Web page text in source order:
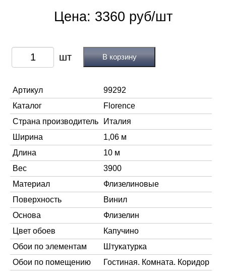
Цена: 3360 руб/шт
В корзину
Артикул
99292
Каталог
Florence
Страна производитель
Италия
Ширина
1,06 м
Длина
10 м
Вес
3900
Материал
Флизелиновые
Поверхность
Винил
Основа
Флизелин
Цвет обоев
Капучино
Обои по элементам
Штукатурка
Обои по помещению
Гостиная. Комната. Коридор